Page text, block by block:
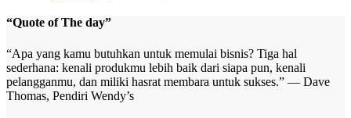
“Quote of The day”
“Apa yang kamu butuhkan untuk memulai bisnis? Tiga hal
sederhana: kenali produkmu lebih baik dari siapa pun, kenali
pelangganmu, dan miliki hasrat membara untuk sukses.” — Dave
Thomas, Pendiri Wendy’s